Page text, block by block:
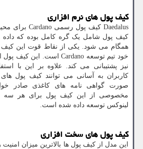
کیف پول های نرم افزاری
Daedalus کیف پول رسمی Cardano برای
کیف پول شامل یک گره کامل بوده که داده
همگام می شود. یکی از نقاط قوت این
خود تیم توسعه Cardanoاست. این کیف پول
نیز پشتیبانی می کند. علاوه بر این با
کاربران به آسانی می توانند کیف پول
صورت گواهی نامه های کاغذی صادر
مخصوصی از این کیف پول برای هر سه
لینوکس توسعه داده شده است.
کیف پول های سخت افزاری
این مدل از کیف پول ها بالاترین میزان امنیت